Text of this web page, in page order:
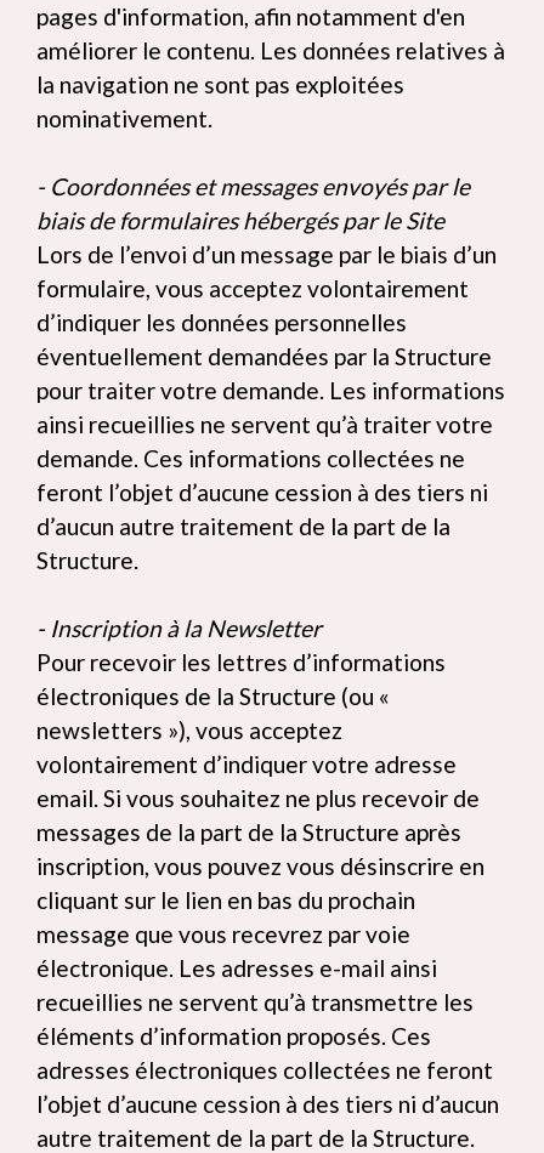
pages d'information, afin notamment d'en
améliorer le contenu. Les données relatives à
la navigation ne sont pas exploitées
nominativement.
- Coordonnées et messages envoyés par le
biais de formulaires hébergés par le Site
Lors de l’envoi d’un message par le biais d’un
formulaire, vous acceptez volontairement
d’indiquer les données personnelles
éventuellement demandées par la Structure
pour traiter votre demande. Les informations
ainsi recueillies ne servent qu’à traiter votre
demande. Ces informations collectées ne
feront l’objet d’aucune cession à des tiers ni
d’aucun autre traitement de la part de la
Structure.
- Inscription à la Newsletter
Pour recevoir les lettres d’informations
électroniques de la Structure (ou «
newsletters »), vous acceptez
volontairement d’indiquer votre adresse
email. Si vous souhaitez ne plus recevoir de
messages de la part de la Structure après
inscription, vous pouvez vous désinscrire en
cliquant sur le lien en bas du prochain
message que vous recevrez par voie
électronique. Les adresses e-mail ainsi
recueillies ne servent qu’à transmettre les
éléments d’information proposés. Ces
adresses électroniques collectées ne feront
l’objet d’aucune cession à des tiers ni d’aucun
autre traitement de la part de la Structure.